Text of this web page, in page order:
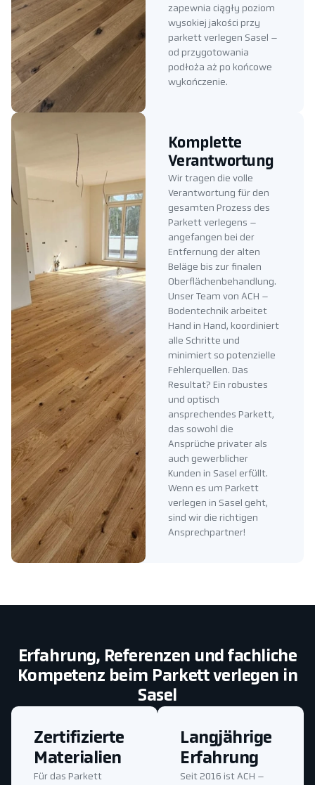
zapewnia ciągły poziom
wysokiej jakości przy
parkett verlegen Sasel –
od przygotowania
podłoża aż po końcowe
wykończenie.
Komplette
Verantwortung
Wir tragen die volle
Verantwortung für den
gesamten Prozess des
Parkett verlegens –
angefangen bei der
Entfernung der alten
Beläge bis zur finalen
Oberflächenbehandlung.
Unser Team von ACH –
Bodentechnik arbeitet
Hand in Hand, koordiniert
alle Schritte und
minimiert so potenzielle
Fehlerquellen. Das
Resultat? Ein robustes
und optisch
ansprechendes Parkett,
das sowohl die
Ansprüche privater als
auch gewerblicher
Kunden in Sasel erfüllt.
Wenn es um Parkett
verlegen in Sasel geht,
sind wir die richtigen
Ansprechpartner!
Erfahrung, Referenzen und fachliche
Kompetenz beim Parkett verlegen in
Sasel
Langjährige
Erfahrung
Seit 2016 ist ACH –
Zertifizierte
Materialien
Für das Parkett